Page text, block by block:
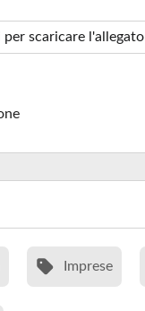
per scaricare l'allegato
Imprese